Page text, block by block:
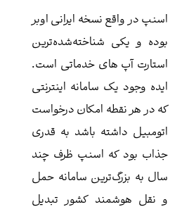
ایرانی اوبر
خدماتی است.
اینترنتی
درخواست
باشد به قدری
ظرف چند
سامانه حمل
کشور تبدیل